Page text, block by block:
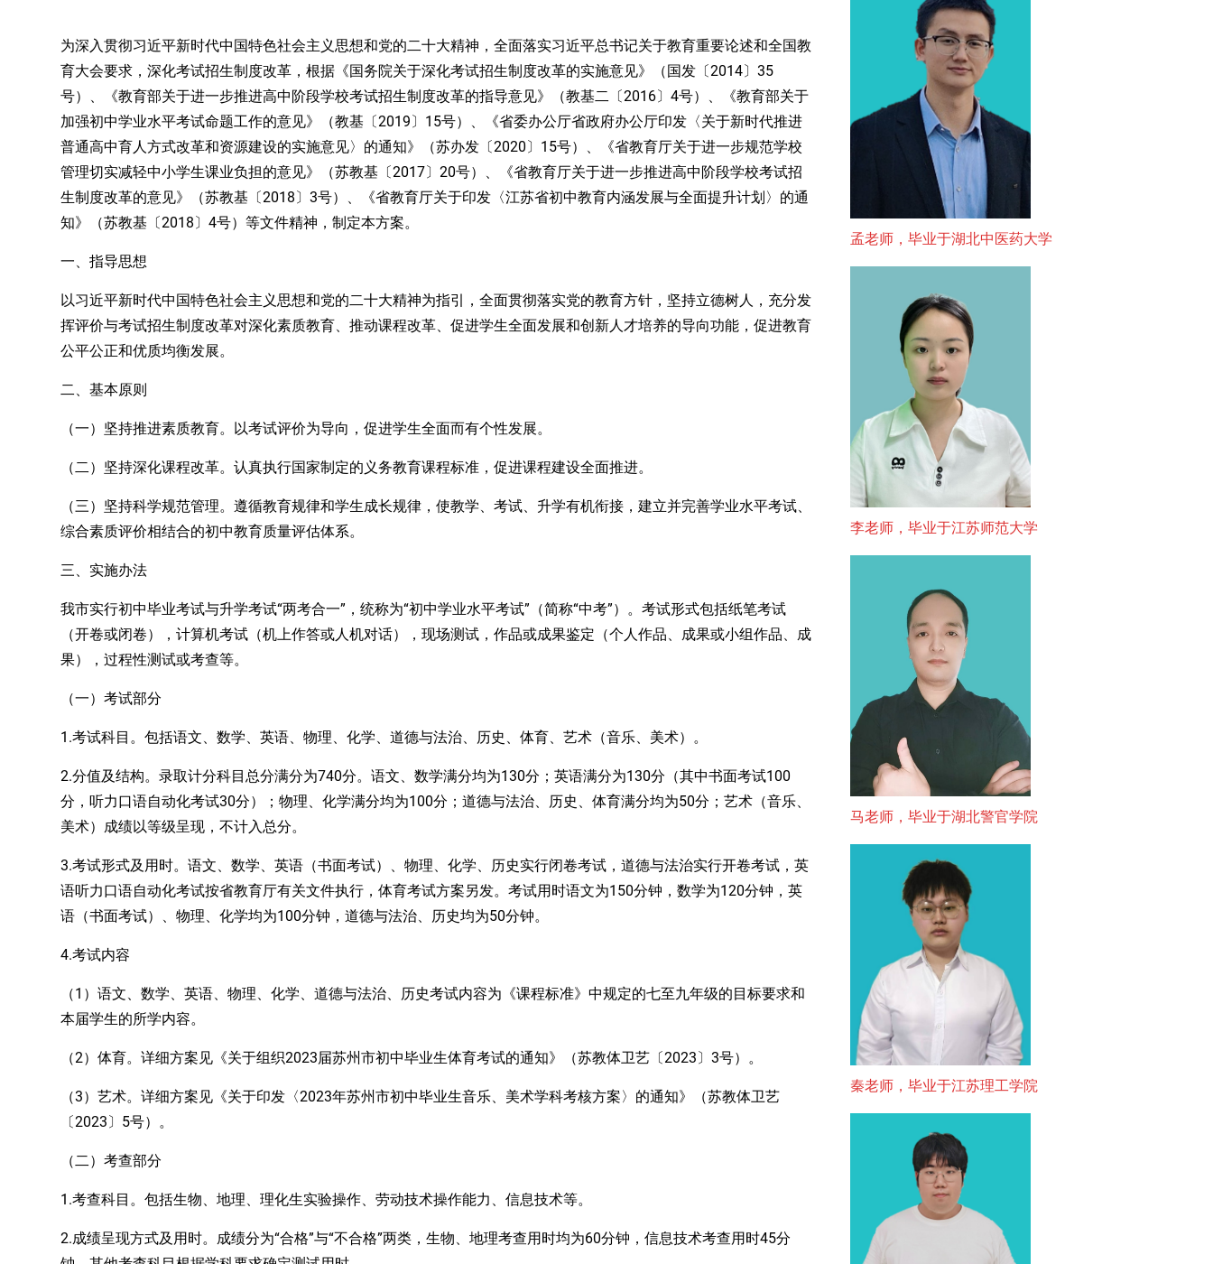
为深入贯彻习近平新时代中国特色社会主义思想和党的二十大精神，全面落实习近平总书记关于教育重要论述和全国教
育大会要求，深化考试招生制度改革，根据《国务院关于深化考试招生制度改革的实施意见》（国发〔2014〕35
号）
《教育部关于进一步推进高中阶段学校考试招生制度改革的指导意见》（教基二〔2016〕4号）
《教育部关于
加强初中学业水平考试命题工作的意见》（教基〔2019〕15号）
《省委办公厅省政府办公厅印发〈关于新时代推进
普通高中育人方式改革和资源建设的实施意见〉的通知》（苏办发〔2020〕15号）
《省教育厅关于进一步规范学校
管理切实减轻中小学生课业负担的意见》（苏教基〔2017〕20号）
《省教育厅关于进一步推进高中阶段学校考试招
生制度改革的意见》（苏教基〔2018〕3号）
《省教育厅关于印发〈江苏省初中教育内涵发展与全面提升计划〉的通
知》（苏教基〔2018〕4号）等文件精神，制定本方案。
一、指导思想
以习近平新时代中国特色社会主义思想和党的二十大精神为指引，全面贯彻落实党的教育方针，坚持立德树人，充分发
挥评价与考试招生制度改革对深化素质教育、推动课程改革、促进学生全面发展和创新人才培养的导向功能，促进教育
公平公正和优质均衡发展。
二、基本原则
（一）坚持推进素质教育。 以考试评价为导向，促进学生全面而有个性发展。
（二）坚持深化课程改革。 认真执行国家制定的义务教育课程标准，促进课程建设全面推进。
（三）坚持科学规范管理。 遵循教育规律和学生成长规律，使教学、考试、升学有机衔接，建立并完善学业水平考试、
综合素质评价相结合的初中教育质量评估体系。
三、实施办法
我市实行初中毕业考试与升学考试“两考合一” ，统称为“初中学业水平考试”（简称“中考”） 。考试形式包括纸笔考试
（开卷或闭卷），计算机考试（机上作答或人机对话），现场测试，作品或成果鉴定（个人作品、成果或小组作品、成
果），过程性测试或考查等。
（一）考试部分
1.考试科目。包括语文、数学、英语、物理、化学、道德与法治 历史、体育、艺术（音乐、美术）。
2.分值及结构。 录取计分科目 总分满分为740分。语文、数学满分均为130分；英语满分为130分（其中书面考试100
分，听力口语自动化考试30分）；物理、化学满分均为100分；道德与法治
历史 、体育满分均为50分；艺术（音乐、
美术）成绩以等级呈现，不计入总分。
3.考试形式及用时。语文、数学、英语（书面考试）、物理、化学、历史实行闭卷考试，道德与法治实行开卷考试，英
语听力口语自动化考试按省教育厅有关文件执行，体育考试方案另发。考试用时语文为150分钟，数学为120分钟，英
语（书面考试）、物理、化学均为100分钟，道德与法治
历史均为50分钟。
4.考试内容
（1）语文、数学、英语、物理、化学、道德与法治
历史考试内容为《课程标准》中规定的七至九年级的目标要求和
本届学生的所学内容。
（2）体育。 详细方案见《关于组织2023届苏州市初中毕业生体育考试的通知》（苏教体卫艺〔2023 〕 3号）。
（3）艺术。 详细方案见《关于印发〈2023年苏州市初中毕业生音乐
美术学科考核方案〉的通知》（苏教体卫艺
〔2023 〕 5号）。
（二）考查部分
1.考查科目。包括生物、地理、理化生实验操作、劳动技术操作能力、信息技术等。
2.成绩呈现方式及用时。成绩分为“合格”与“不合格”两类，生物、地理考查用时均为60分钟，信息技术考查用时45分
孟老师，毕业于湖北中医药大学
李老师，毕业于江苏师范大学
马老师，毕业于湖北警官学院
秦老师，毕业于江苏理工学院